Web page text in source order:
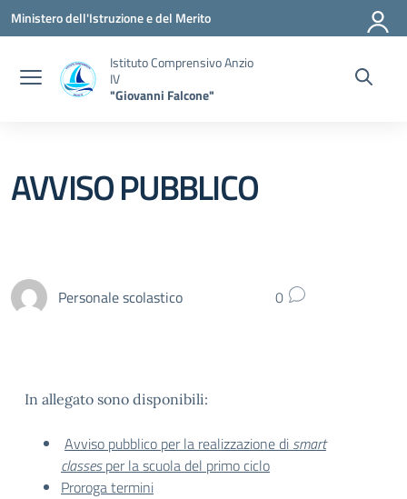
Vai ai contenuti
Vai al menu di navigazione
Vai al footer
Ministero dell'Istruzione e del Merito
Istituto Comprensivo Anzio
IV
"Giovanni Falcone"
AVVISO PUBBLICO
Personale scolastico 0
In allegato sono disponibili:
Avviso pubblico per la realizzazione di smart
classesper la scuola del primo ciclo
Proroga termini